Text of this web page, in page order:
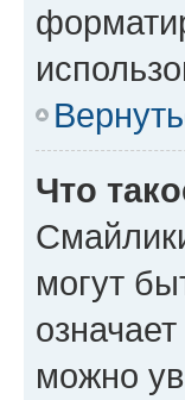
Что
могут
можно